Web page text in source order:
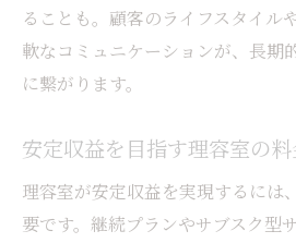
ることも。顧客のライフスタイル
軟なコミュニケーションが、長期
に繋がります。
安定収益を目指す理容室の
理容室が安定収益を実現するには
要です。継続プランやサブスク型